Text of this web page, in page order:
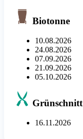
Biotonne
10.08.2026
24.08.2026
07.09.2026
21.09.2026
05.10.2026
Grünschnitt
16.11.2026